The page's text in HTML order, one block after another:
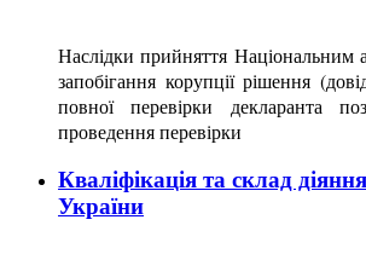
Наслідки прийняття Національним
запобігання корупції рішення
повної перевірки декларанта
проведення перевірки
Кваліфікація та склад
України